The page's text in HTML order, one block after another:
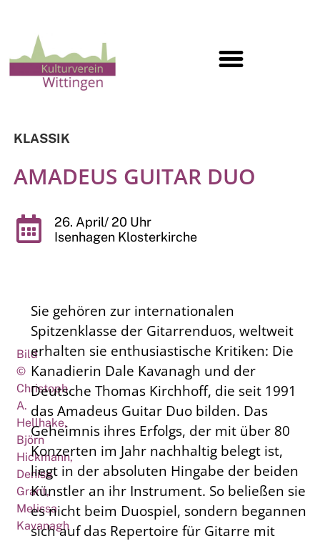
KLASSIK
AMADEUS GUITAR DUO
26. April/ 20 Uhr
Isenhagen Klosterkirche
Bild
©
Christoph
A.
Hellhake,
Björn
Hickmann,
Denise
Grant,
Melissa
Kavanagh
Sie gehören zur internationalen
Spitzenklasse der Gitarrenduos, weltweit
erhalten sie enthusiastische Kritiken: Die
Kanadierin Dale Kavanagh und der
Deutsche Thomas Kirchhoff, die seit 1991
das Amadeus Guitar Duo bilden. Das
Geheimnis ihres Erfolgs, der mit über 80
Konzerten im Jahr nachhaltig belegt ist,
liegt in der absoluten Hingabe der beiden
Künstler an ihr Instrument. So beließen sie
es nicht beim Duospiel, sondern begannen
sich auf das Repertoire für Gitarre mit